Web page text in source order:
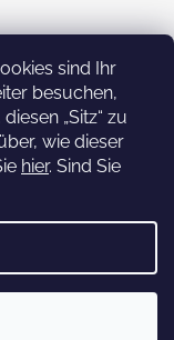
sind Ihr
besuchen,
„Sitz“ zu
wie dieser
hier. Sind Sie